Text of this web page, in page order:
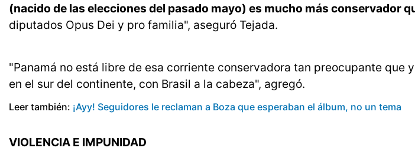
(nacido de las elecciones del pasado mayo) es mucho más conservador
diputados Opus Dei y pro familia", aseguró Tejada.
"Panamá no está libre de esa corriente conservadora tan preocupante que
en el sur del continente, con Brasil a la cabeza", agregó.
Leer también: ¡Ayy! Seguidores le reclaman a Boza que esperaban el álbum, no un tema
VIOLENCIA E IMPUNIDAD